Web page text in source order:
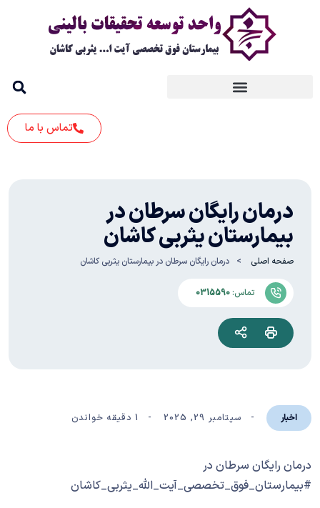
تماس با ما
درمان رایگان سرطان در
بیمارستان یثربی کاشان
صفحه اصلی درمان رایگان سرطان در بیمارستان یثربی کاشان
تماس: 0315590
اخبار سپتامبر 29, 2025 1 دقیقه خواندن
درمان رایگان سرطان در
#بیمارستان_فوق_تخصصی_آیت_الله_یثربی_کاشان